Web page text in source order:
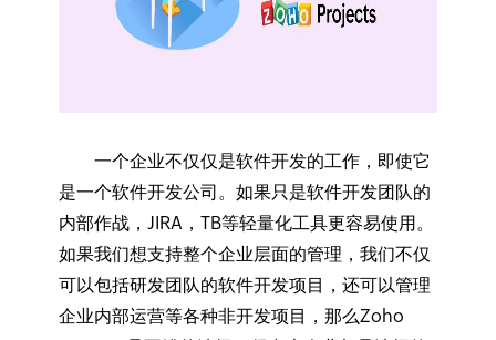
一个企业不仅仅是软件开发的工作，即使它
是一个软件开发公司。如果只是软件开发团队的
内部作战，JIRA，TB等轻量化工具更容易使用。
如果我们想支持整个企业层面的管理，我们不仅
可以包括研发团队的软件开发项目，还可以管理
企业内部运营等各种非开发项目，那么Zoho